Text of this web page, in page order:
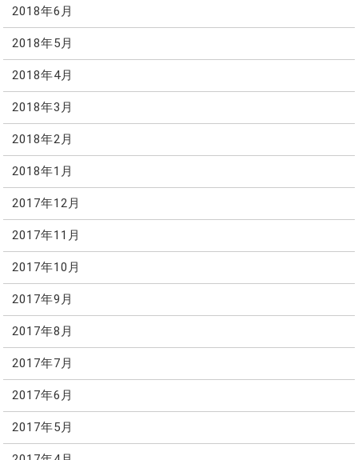
2018年6月
2018年5月
2018年4月
2018年3月
2018年2月
2018年1月
2017年12月
2017年11月
2017年10月
2017年9月
2017年8月
2017年7月
2017年6月
2017年5月